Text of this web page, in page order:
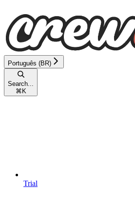
Português (BR)
Search...
⌘ K
Trial